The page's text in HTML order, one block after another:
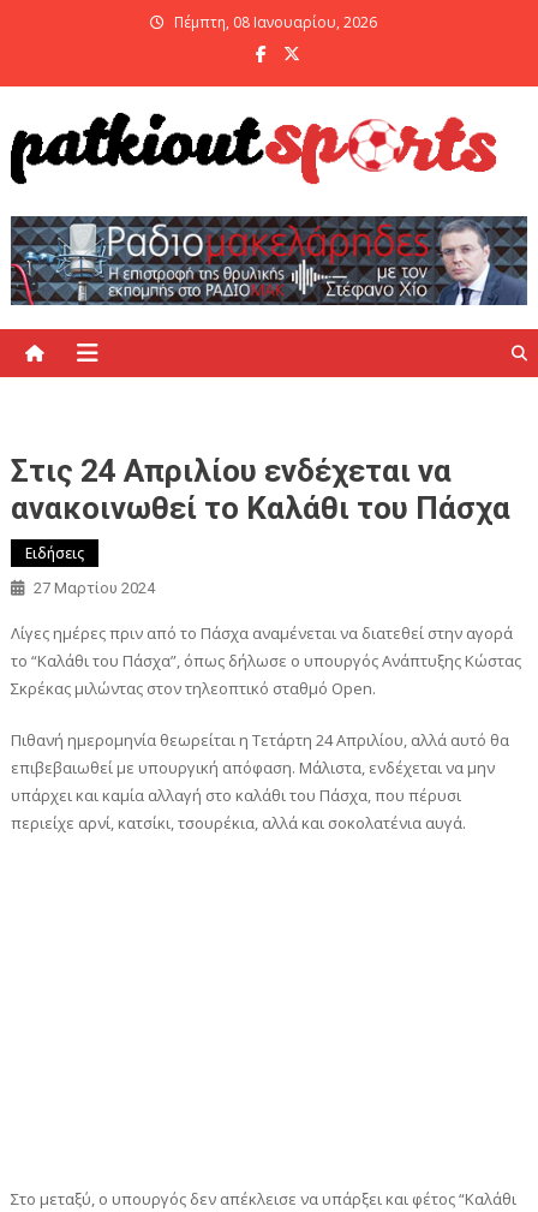
Πέμπτη, 08 Ιανουαρίου, 2026
Στις 24 Απριλίου ενδέχεται να
ανακοινωθεί το Καλάθι του Πάσχα
Ειδήσεις
27 Μαρτίου 2024
Λίγες ημέρες πριν από το Πάσχα αναμένεται να διατεθεί στην αγορά
το “Καλάθι του Πάσχα”, όπως δήλωσε ο υπουργός Ανάπτυξης Κώστας
Σκρέκας μιλώντας στον τηλεοπτικό σταθμό Open.
Πιθανή ημερομηνία θεωρείται η Τετάρτη 24 Απριλίου, αλλά αυτό θα
επιβεβαιωθεί με υπουργική απόφαση. Μάλιστα, ενδέχεται να μην
υπάρχει και καμία αλλαγή στο καλάθι του Πάσχα, που πέρυσι
περιείχε αρνί, κατσίκι, τσουρέκια, αλλά και σοκολατένια αυγά.
Στο μεταξύ, ο υπουργός δεν απέκλεισε να υπάρξει και φέτος “Καλάθι